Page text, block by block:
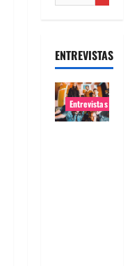
ENTREVISTAS
Entrevistas